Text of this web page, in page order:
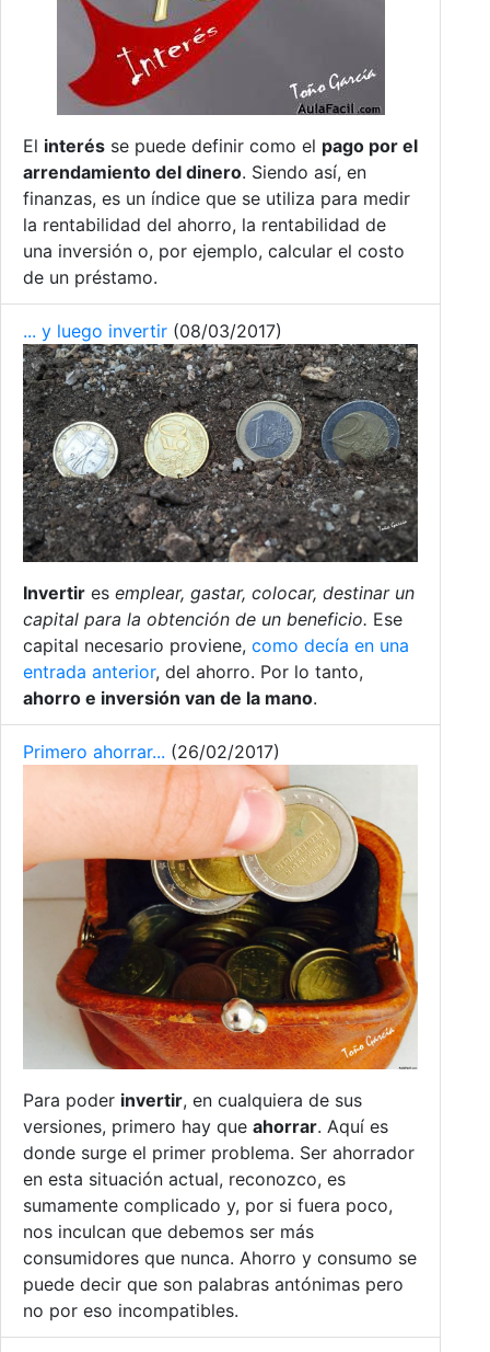
El interés se puede definir como el pago por el
arrendamiento del dinero. Siendo así, en
finanzas, es un índice que se utiliza para medir
la rentabilidad del ahorro, la rentabilidad de
una inversión o, por ejemplo, calcular el costo
de un préstamo.
... y luego invertir (08/03/2017)
Invertir es emplear, gastar, colocar, destinar un
capital para la obtención de un beneficio. Ese
capital necesario proviene, como decía en una
entrada anterior, del ahorro. Por lo tanto,
ahorro e inversión van de la mano.
Primero ahorrar... (26/02/2017)
Para poder invertir, en cualquiera de sus
versiones, primero hay que ahorrar. Aquí es
donde surge el primer problema. Ser ahorrador
en esta situación actual, reconozco, es
sumamente complicado y, por si fuera poco,
nos inculcan que debemos ser más
consumidores que nunca. Ahorro y consumo se
puede decir que son palabras antónimas pero
no por eso incompatibles.